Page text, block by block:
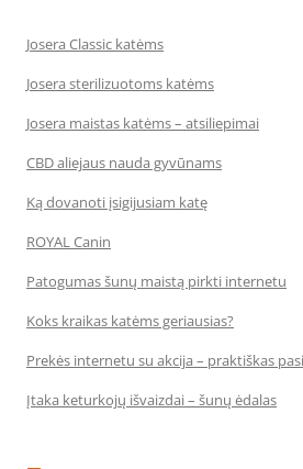
Josera Classic katėms
Josera sterilizuotoms katėms
Josera maistas katėms – atsiliepimai
CBD aliejaus nauda gyvūnams
Ką dovanoti įsigijusiam katę
ROYAL Canin
Patogumas šunų maistą pirkti internetu
Koks kraikas katėms geriausias?
Prekės internetu su akcija – praktiškas
Įtaka keturkojų išvaizdai – šunų ėdalas